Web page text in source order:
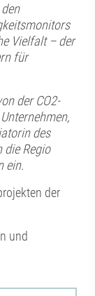
Vielfalt – der
für
der CO2-
des
die Regio
ein.
der
und